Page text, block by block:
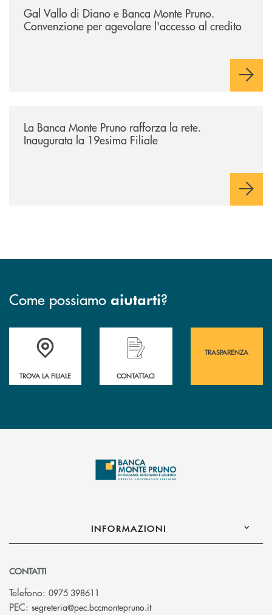
Gal Vallo di Diano e Banca Monte Pruno.
Convenzione per agevolare l'accesso al credito
La Banca Monte Pruno rafforza la rete.
Inaugurata la 19esima Filiale
Come possiamo aiutarti?
Accedi all' elenco completo&nbsp; delle&nbsp; filiali&nbsp; di Banca
TROVA LA FILIALE
Hai bisogno di assistenza immediata?
CONTATTACI
TRASPARENZA
INFORMAZIONI
CONTATTI
Telefono: 0975 398611
PEC: segreteria@pec.bccmontepruno.it(si apre l’app di posta